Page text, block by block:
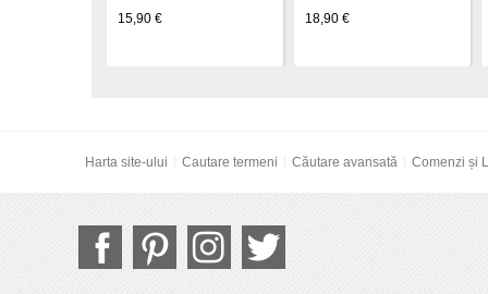
15,90 € 18,90 €
Harta site-ului Cautare termeni Căutare avansată Comenzi și